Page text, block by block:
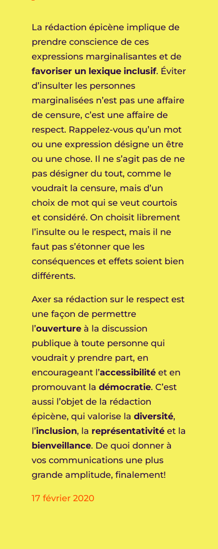
La rédaction épicène implique de
prendre conscience de ces
expressions marginalisantes et de
favoriser un lexique inclusif. Éviter
d’insulter les personnes
marginalisées n’est pas une affaire
de censure, c’est une affaire de
respect. Rappelez-vous qu’un mot
ou une expression désigne un être
ou une chose. Il ne s’agit pas de ne
pas désigner du tout, comme le
voudrait la censure, mais d’un
choix de mot qui se veut courtois
et considéré. On choisit librement
l’insulte ou le respect, mais il ne
faut pas s’étonner que les
conséquences et effets soient bien
différents.
Axer sa rédaction sur le respect est
une façon de permettre
l’ouvertureà la discussion
publique à toute personne qui
voudrait y prendre part, en
encourageant l’accessibilitéet en
promouvant la démocratie. C’est
aussi l’objet de la rédaction
épicène, qui valorise la diversité,
l’inclusion, la représentativitéet la
bienveillance. De quoi donner à
vos communications une plus
grande amplitude, finalement!
17 février 2020